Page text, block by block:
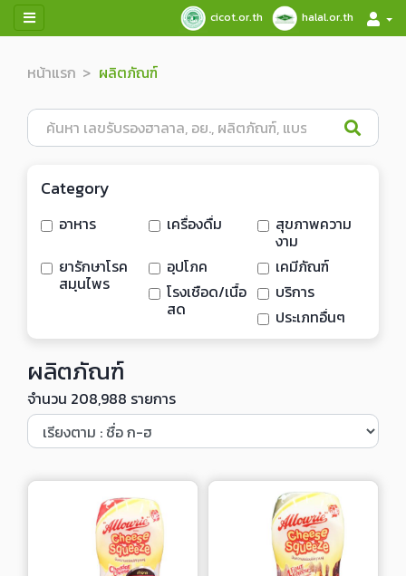
cicot.or.th halal.or.th
หน้าแรก ผลิตภัณฑ์
Category
อาหาร เครื่องดื่ม สุขภาพความ
งาม
ยารักษาโรค
สมุนไพร
อุปโภค
เคมีภัณฑ์
โรงเชือด/เนื้อ
สด
บริการ
ประเภทอื่นๆ
ผลิตภัณฑ์
จำนวน 208,988 รายการ